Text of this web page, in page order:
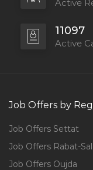
Active
11097
Active
Job Offers by
Job Offers Settat
Job Offers Rabat-
Job Offers Oujda